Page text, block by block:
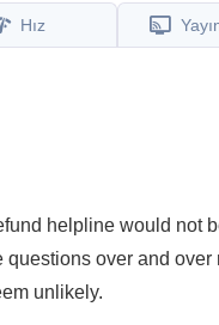
Hız
helpline would
over and
unlikely.